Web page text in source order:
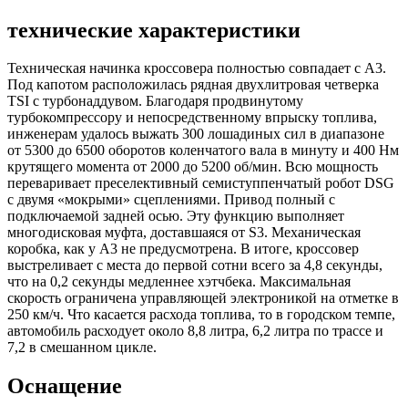
технические характеристики
Техническая начинка кроссовера полностью совпадает с A3.
Под капотом расположилась рядная двухлитровая четверка
TSI с турбонаддувом. Благодаря продвинутому
турбокомпрессору и непосредственному впрыску топлива,
инженерам удалось выжать 300 лошадиных сил в диапазоне
от 5300 до 6500 оборотов коленчатого вала в минуту и 400 Нм
крутящего момента от 2000 до 5200 об/мин. Всю мощность
переваривает преселективный семиступпенчатый робот DSG
с двумя «мокрыми» сцеплениями. Привод полный с
подключаемой задней осью. Эту функцию выполняет
многодисковая муфта, доставшаяся от S3. Механическая
коробка, как у А3 не предусмотрена. В итоге, кроссовер
выстреливает с места до первой сотни всего за 4,8 секунды,
что на 0,2 секунды медленнее хэтчбека. Максимальная
скорость ограничена управляющей электроникой на отметке в
250 км/ч. Что касается расхода топлива, то в городском темпе,
автомобиль расходует около 8,8 литра, 6,2 литра по трассе и
7,2 в смешанном цикле.
Оснащение